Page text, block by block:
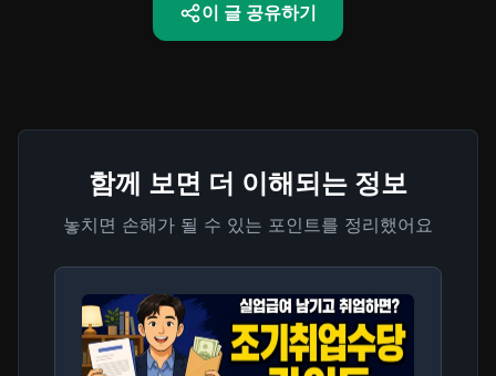
이 글 공유하기
함께 보면 더 이해되는 정보
놓치면 손해가 될 수 있는 포인트를 정리했어요